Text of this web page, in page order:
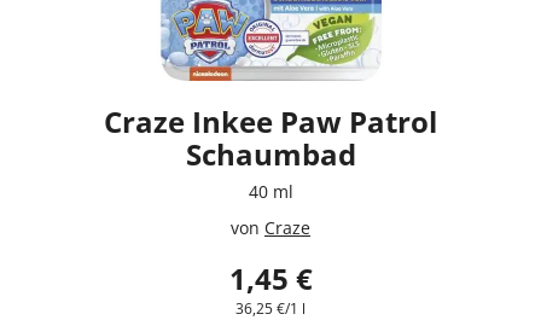
Craze Inkee Paw Patrol
Schaumbad
40 ml
von Craze
1,45 €
36,25 €/1 l